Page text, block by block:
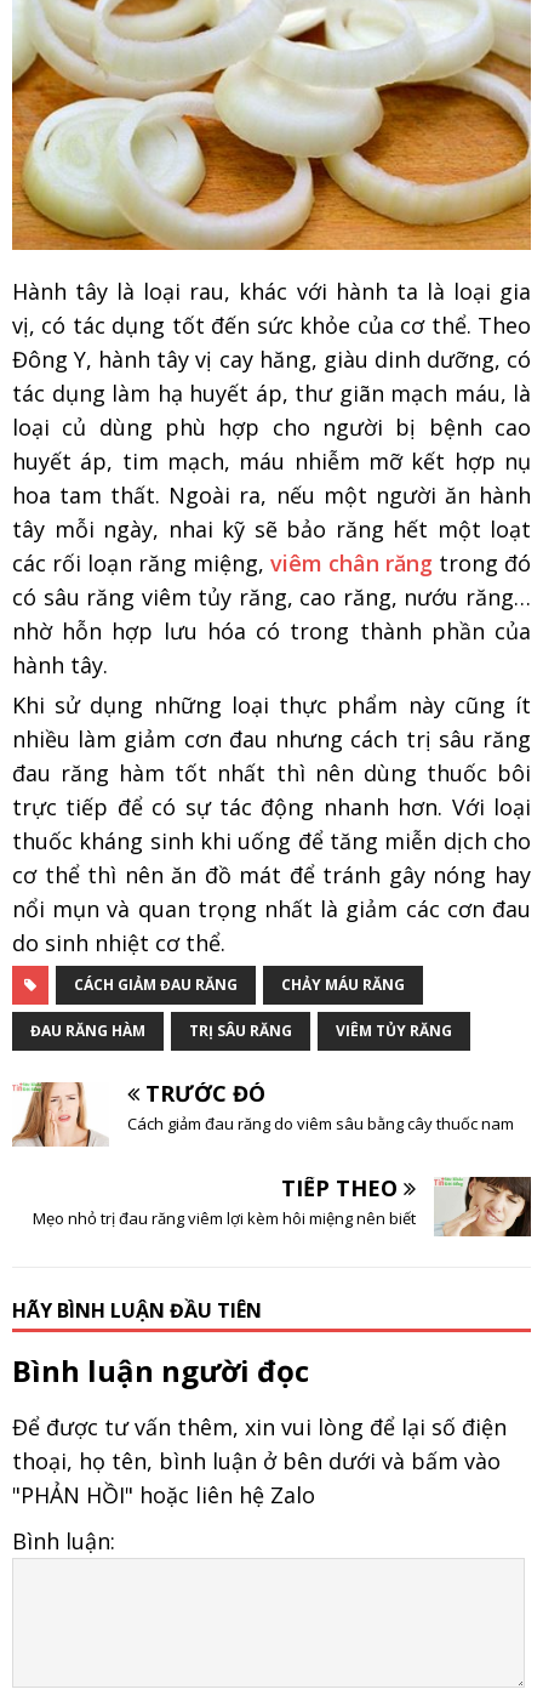
Hành tây là loại rau, khác với hành ta là loại gia
vị, có tác dụng tốt đến sức khỏe của cơ thể. Theo
Đông Y, hành tây vị cay hăng, giàu dinh dưỡng, có
tác dụng làm hạ huyết áp, thư giãn mạch máu, là
loại củ dùng phù hợp cho người bị bệnh cao
huyết áp, tim mạch, máu nhiễm mỡ kết hợp nụ
hoa tam thất. Ngoài ra, nếu một người ăn hành
tây mỗi ngày, nhai kỹ sẽ bảo răng hết một loạt
các rối loạn răng miệng, viêm chân răng trong đó
có sâu răng viêm tủy răng, cao răng, nướu răng…
nhờ hỗn hợp lưu hóa có trong thành phần của
hành tây.
Khi sử dụng những loại thực phẩm này cũng ít
nhiều làm giảm cơn đau nhưng cách trị sâu răng
đau răng hàm tốt nhất thì nên dùng thuốc bôi
trực tiếp để có sự tác động nhanh hơn. Với loại
thuốc kháng sinh khi uống để tăng miễn dịch cho
cơ thể thì nên ăn đồ mát để tránh gây nóng hay
nổi mụn và quan trọng nhất là giảm các cơn đau
do sinh nhiệt cơ thể.
CÁCH GIẢM ĐAU RĂNG CHẢY MÁU RĂNG
ĐAU RĂNG HÀM TRỊ SÂU RĂNG VIÊM TỦY RĂNG
TRƯỚC ĐÓ
Cách giảm đau răng do viêm sâu bằng cây thuốc nam
TIẾP THEO
Mẹo nhỏ trị đau răng viêm lợi kèm hôi miệng nên biết
HÃY BÌNH LUẬN ĐẦU TIÊN
Bình luận người đọc
Để được tư vấn thêm, xin vui lòng để lại số điện
thoại, họ tên, bình luận ở bên dưới và bấm vào
"PHẢN HỒI" hoặc liên hệ Zalo
Bình luận: